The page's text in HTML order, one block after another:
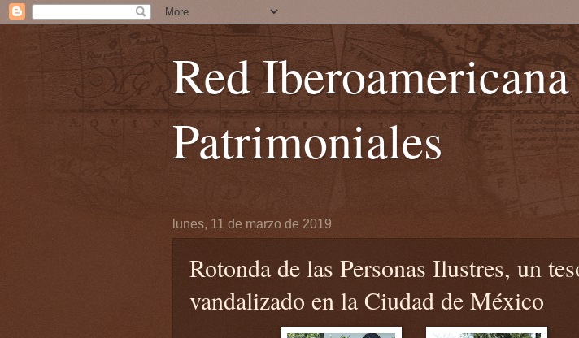
Red
Patrimoniales
lunes, 11 de marzo de 2019
Rotonda de las Personas Ilustres, un
vandalizado en la Ciudad de México